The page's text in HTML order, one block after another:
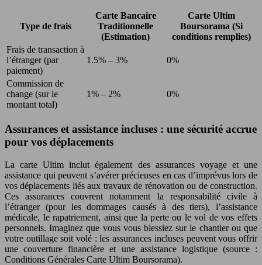
Type de frais
Carte Bancaire
Traditionnelle
(Estimation)
Carte Ultim
Boursorama (Si
conditions remplies)
Frais de transaction à
l’étranger (par
paiement)
1.5% – 3% 0%
Commission de
change (sur le
montant total)
1% – 2% 0%
Assurances et assistance incluses : une sécurité accrue
pour vos déplacements
La carte Ultim inclut également des assurances voyage et une
assistance qui peuvent s’avérer précieuses en cas d’imprévus lors de
vos déplacements liés aux travaux de rénovation ou de construction.
Ces assurances couvrent notamment la responsabilité civile à
l’étranger (pour les dommages causés à des tiers), l’assistance
médicale, le rapatriement, ainsi que la perte ou le vol de vos effets
personnels. Imaginez que vous vous blessiez sur le chantier ou que
votre outillage soit volé : les assurances incluses peuvent vous offrir
une couverture financière et une assistance logistique (source :
Conditions Générales Carte Ultim Boursorama).